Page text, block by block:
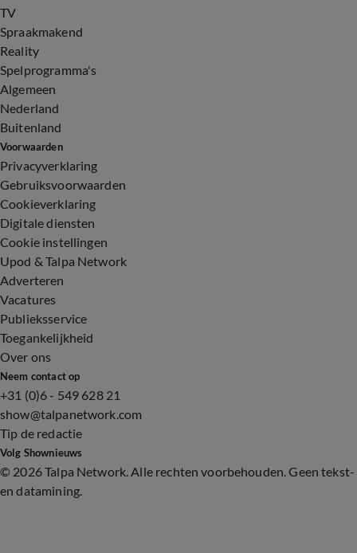
TV
Spraakmakend
Reality
Spelprogramma's
Algemeen
Nederland
Buitenland
Voorwaarden
Privacyverklaring
Gebruiksvoorwaarden
Cookieverklaring
Digitale diensten
Cookie instellingen
Upod & Talpa Network
Adverteren
Vacatures
Publieksservice
Toegankelijkheid
Over ons
Neem contact op
+31 (0)6 - 549 628 21
show@talpanetwork.com
Tip de redactie
Volg Shownieuws
© 2026 Talpa Network. Alle rechten voorbehouden. Geen tekst-
en datamining.